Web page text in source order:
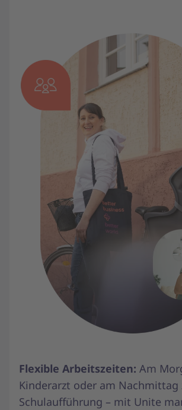
Flexible Arbeitszeiten: Am
Kinderarzt oder am Nachmittag
Schulaufführung – mit Unite